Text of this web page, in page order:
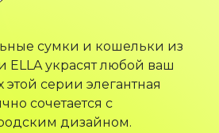
сумки и кошельки из
украсят любой ваш
этой серии элегантная
сочетается с
дизайном.